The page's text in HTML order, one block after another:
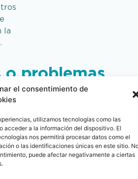
el consentimiento de
utilizamos tecnologías como las
acceder a la información del dispositivo. El
nos permitirá procesar datos como el
o las identificaciones únicas en este sitio.
puede afectar negativamente a ciertas
la
o problemas
brevemente algunos de
la pérdida de un ser querido.
manifestarse como duelo